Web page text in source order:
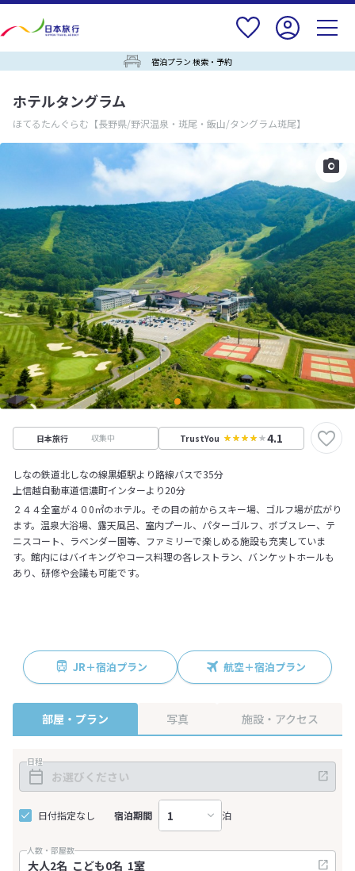
宿泊プラン 検索・予約
ホテルタングラム
ほてるたんぐらむ 【長野県/野沢温泉・斑尾・飯山/タングラム斑尾】
日本旅行 収集中 TrustYou 4.1
しなの鉄道北しなの線黒姫駅より路線バスで35分
上信越自動車道信濃町インターより20分
２４４全室が４０0㎡のホテル。その目の前からスキー場、ゴルフ場が広がり
ます。温泉大浴場、露天風呂、室内プール、パターゴルフ、ボブスレー、テ
ニスコート、ラベンダー園等、ファミリーで楽しめる施設も充実していま
す。館内にはバイキングやコース料理の各レストラン、バンケットホールも
あり、研修や会議も可能です。
JR＋宿泊プラン 航空＋宿泊プラン
部屋・プラン 写真 施設・アクセス
日程
日付指定なし 宿泊期間 泊
人数・部屋数